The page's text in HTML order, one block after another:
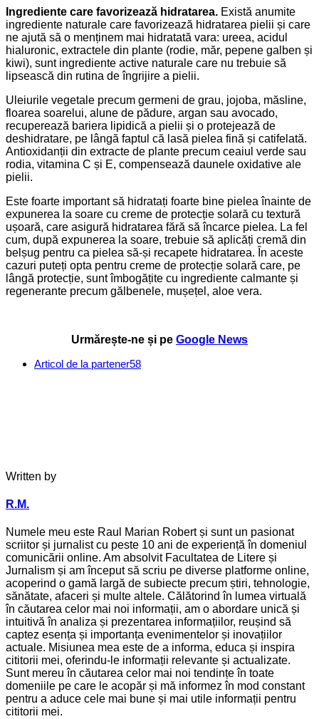
Ingrediente care favorizează hidratarea. Există anumite
ingrediente naturale care favorizează hidratarea pielii și care
ne ajută să o menținem mai hidratată vara: ureea, acidul
hialuronic, extractele din plante (rodie, măr, pepene galben și
kiwi), sunt ingrediente active naturale care nu trebuie să
lipsească din rutina de îngrijire a pielii.
Uleiurile vegetale precum germeni de grau, jojoba, măsline,
floarea soarelui, alune de pădure, argan sau avocado,
recuperează bariera lipidică a pielii și o protejează de
deshidratare, pe lângă faptul că lasă pielea fină și catifelată.
Antioxidanții din extracte de plante precum ceaiul verde sau
rodia, vitamina C și E, compensează daunele oxidative ale
pielii.
Este foarte important să hidratați foarte bine pielea înainte de
expunerea la soare cu creme de protecție solară cu textură
ușoară, care asigură hidratarea fără să încarce pielea. La fel
cum, după expunerea la soare, trebuie să aplicăți cremă din
belșug pentru ca pielea să-și recapete hidratarea. În aceste
cazuri puteți opta pentru creme de protecție solară care, pe
lângă protecție, sunt îmbogățite cu ingrediente calmante și
regenerante precum gălbenele, mușețel, aloe vera.
Urmărește-ne și pe Google News
Articol de la partener58
Written by
R.M.
Numele meu este Raul Marian Robert și sunt un pasionat
scriitor și jurnalist cu peste 10 ani de experiență în domeniul
comunicării online. Am absolvit Facultatea de Litere și
Jurnalism și am început să scriu pe diverse platforme online,
acoperind o gamă largă de subiecte precum știri, tehnologie,
sănătate, afaceri și multe altele. Călătorind în lumea virtuală
în căutarea celor mai noi informații, am o abordare unică și
intuitivă în analiza și prezentarea informațiilor, reușind să
captez esența și importanța evenimentelor și inovațiilor
actuale. Misiunea mea este de a informa, educa și inspira
cititorii mei, oferindu-le informații relevante și actualizate.
Sunt mereu în căutarea celor mai noi tendințe în toate
domeniile pe care le acopăr și mă informez în mod constant
pentru a aduce cele mai bune și mai utile informații pentru
cititorii mei.